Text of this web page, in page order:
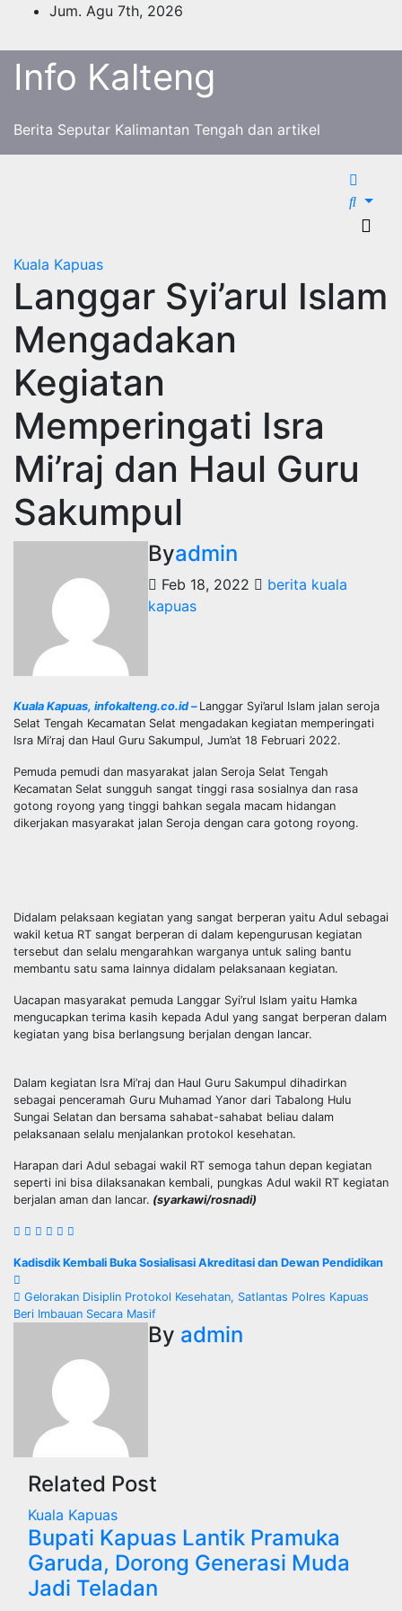
content
Jum. Agu 7th, 2026
Info Kalteng
Berita Seputar Kalimantan Tengah dan artikel
Kuala Kapuas
Langgar Syi’arul Islam
Mengadakan
Kegiatan
Memperingati Isra
Mi’raj dan Haul Guru
Sakumpul
Byadmin
Feb 18, 2022
berita kuala
kapuas
Kuala Kapuas, infokalteng.co.id – Langgar Syi’arul Islam jalan seroja
Selat Tengah Kecamatan Selat mengadakan kegiatan memperingati
Isra Mi’raj dan Haul Guru Sakumpul, Jum’at 18 Februari 2022.
Pemuda pemudi dan masyarakat jalan Seroja Selat Tengah
Kecamatan Selat sungguh sangat tinggi rasa sosialnya dan rasa
gotong royong yang tinggi bahkan segala macam hidangan
dikerjakan masyarakat jalan Seroja dengan cara gotong royong.
Didalam pelaksaan kegiatan yang sangat berperan yaitu Adul sebagai
wakil ketua RT sangat berperan di dalam kepengurusan kegiatan
tersebut dan selalu mengarahkan warganya untuk saling bantu
membantu satu sama lainnya didalam pelaksanaan kegiatan.
Uacapan masyarakat pemuda Langgar Syi’rul Islam yaitu Hamka
mengucapkan terima kasih kepada Adul yang sangat berperan dalam
kegiatan yang bisa berlangsung berjalan dengan lancar.
Dalam kegiatan Isra Mi’raj dan Haul Guru Sakumpul dihadirkan
sebagai penceramah Guru Muhamad Yanor dari Tabalong Hulu
Sungai Selatan dan bersama sahabat-sahabat beliau dalam
pelaksanaan selalu menjalankan protokol kesehatan.
Harapan dari Adul sebagai wakil RT semoga tahun depan kegiatan
seperti ini bisa dilaksanakan kembali, pungkas Adul wakil RT kegiatan
berjalan aman dan lancar. (syarkawi/rosnadi)
Navigasi
pos
Kadisdik Kembali Buka Sosialisasi Akreditasi dan Dewan Pendidikan
Gelorakan Disiplin Protokol Kesehatan, Satlantas Polres Kapuas
Beri Imbauan Secara Masif
By admin
Related Post
Kuala Kapuas
Bupati Kapuas Lantik Pramuka
Garuda, Dorong Generasi Muda
Jadi Teladan